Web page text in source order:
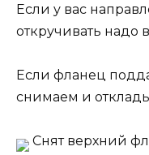
Если у вас
откручивать надо
Если фланец
снимаем и
Снят верхний